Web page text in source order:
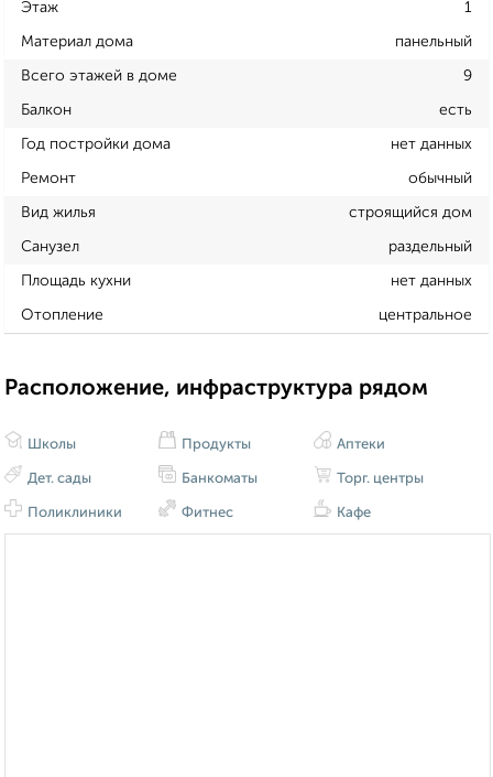
Этаж 1
Материал дома панельный
Всего этажей в доме 9
Балкон есть
Год постройки дома нет данных
Ремонт обычный
Вид жилья строящийся дом
Санузел раздельный
Площадь кухни нет данных
Отопление центральное
Расположение, инфраструктура рядом
Школы
Дет. сады
Поликлиники
Продукты
Банкоматы
Фитнес
Аптеки
Торг. центры
Кафе